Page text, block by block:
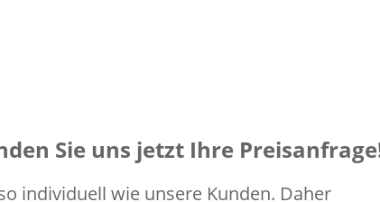
Sie uns jetzt Ihre
individuell wie unsere Kunden. Daher